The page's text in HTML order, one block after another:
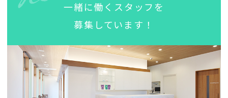
一緒に働くスタッフを
募集しています！